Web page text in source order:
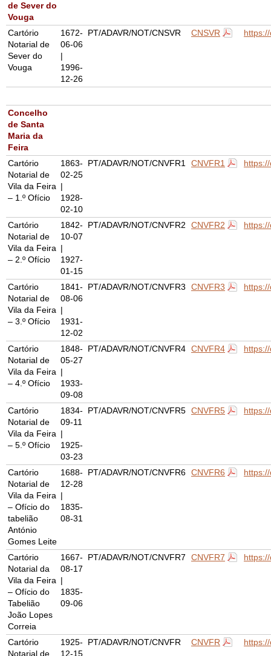
de Sever do
Vouga
Cartório
Notarial de
Sever do
Vouga
1672-
06-06
|
1996-
12-26
PT/ADAVR/NOT/CNSVR CNSVR
Concelho
de Santa
Maria da
Feira
Cartório
Notarial de
Vila da Feira
– 1.º Ofício
1863-
02-25
|
1928-
02-10
PT/ADAVR/NOT/CNVFR1 CNVFR1
Cartório
Notarial de
Vila da Feira
– 2.º Ofício
1842-
10-07
|
1927-
01-15
PT/ADAVR/NOT/CNVFR2 CNVFR2
Cartório
Notarial de
Vila da Feira
– 3.º Ofício
1841-
08-06
|
1931-
12-02
PT/ADAVR/NOT/CNVFR3 CNVFR3
Cartório
Notarial de
Vila da Feira
– 4.º Ofício
1848-
05-27
|
1933-
09-08
PT/ADAVR/NOT/CNVFR4 CNVFR4
Cartório
Notarial de
Vila da Feira
– 5.º Ofício
1834-
09-11
|
1925-
03-23
PT/ADAVR/NOT/CNVFR5 CNVFR5
Cartório
Notarial de
Vila da Feira
– Ofício do
tabelião
António
Gomes Leite
1688-
12-28
|
1835-
08-31
PT/ADAVR/NOT/CNVFR6 CNVFR6
Cartório
Notarial da
Vila da Feira
– Ofício do
Tabelião
João Lopes
Correia
1667-
08-17
|
1835-
09-06
PT/ADAVR/NOT/CNVFR7 CNVFR7
Cartório
Notarial de
1925-
12-15
PT/ADAVR/NOT/CNVFR CNVFR